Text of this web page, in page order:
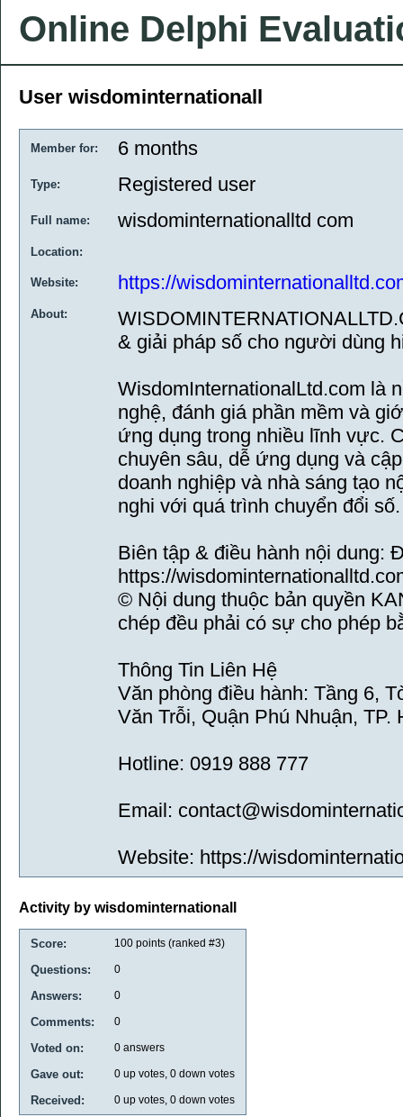
Online Delphi
User wisdominternationall
Member for: 6 months
Type: Registered user
Full name: wisdominternationalltd com
Location:
Website: https://
About:
& giải pháp số cho người dùng
WisdomInternationalLtd.com là
nghệ, đánh giá phần mềm và
ứng dụng trong nhiều lĩnh vực.
chuyên sâu, dễ ứng dụng và
doanh nghiệp và nhà sáng tạo
nghi với quá trình chuyển đổi số.
Biên tập & điều hành nội dung:
https://
© Nội dung thuộc bản quyền
chép đều phải có sự cho phép
Thông Tin Liên Hệ
Văn phòng điều hành: Tầng 6,
Văn Trỗi, Quận Phú Nhuận, TP.
Hotline: 0919 888 777
Email:
Website: https://
Activity by wisdominternationall
Score: 100 points (ranked #3)
Questions: 0
Answers: 0
Comments: 0
Voted on: 0 answers
Gave out: 0 up votes, 0 down votes
Received: 0 up votes, 0 down votes